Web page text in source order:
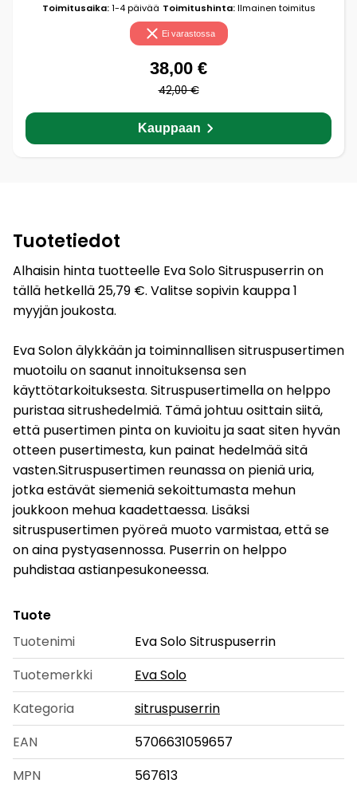
Toimitusaika:1-4 päivää Toimitushinta:Ilmainen toimitus
Ei varastossa
38,00 €
42,00 €
Kauppaan
Tuotetiedot
Alhaisin hinta tuotteelle Eva Solo Sitruspuserrin on
tällä hetkellä 25,79 €. Valitse sopivin kauppa 1
myyjän joukosta.
Eva Solon älykkään ja toiminnallisen sitruspusertimen
muotoilu on saanut innoituksensa sen
käyttötarkoituksesta. Sitruspusertimella on helppo
puristaa sitrushedelmiä. Tämä johtuu osittain siitä,
että pusertimen pinta on kuvioitu ja saat siten hyvän
otteen pusertimesta, kun painat hedelmää sitä
vasten.Sitruspusertimen reunassa on pieniä uria,
jotka estävät siemeniä sekoittumasta mehun
joukkoon mehua kaadettaessa. Lisäksi
sitruspusertimen pyöreä muoto varmistaa, että se
on aina pystyasennossa. Puserrin on helppo
puhdistaa astianpesukoneessa.
Tuote
Tuotenimi
Eva Solo Sitruspuserrin
Tuotemerkki
Eva Solo
Kategoria
sitruspuserrin
EAN
5706631059657
MPN
567613